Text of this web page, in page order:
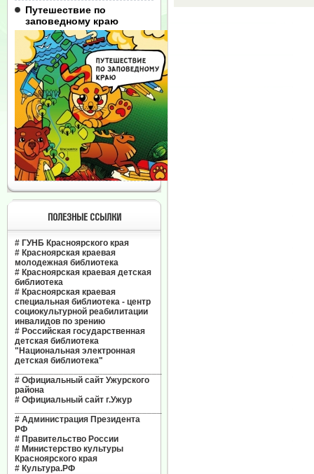
Путешествие по
заповедному краю
ПОЛЕЗНЫЕ ССЫЛКИ
# ГУНБ Красноярского края
# Красноярская краевая
молодежная библиотека
# Красноярская краевая детская
библиотека
# Красноярская краевая
специальная библиотека - центр
социокультурной реабилитации
инвалидов по зрению
# Российская государственная
детская библиотека
"Национальная электронная
детская библиотека"
# Официальный сайт Ужурского
района
# Официальный сайт г.Ужур
# Администрация Президента
РФ
# Правительство России
# Министерство культуры
Красноярского края
# Культура.РФ